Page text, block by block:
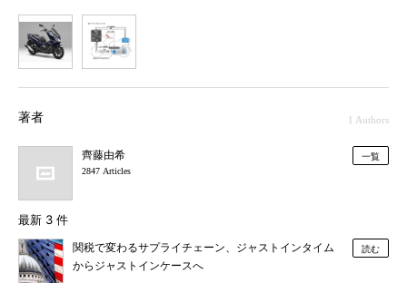
著者 1 Authors
齊藤由希
2847 Articles
一覧
最新 3 件
関税で変わるサプライチェーン、ジャストインタイム
からジャストインケースへ
読む